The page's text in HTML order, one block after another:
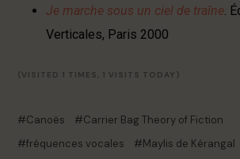
Je marche sous un ciel de traîne .
Verticales, Paris 2000
(VISITED 1 TIMES, 1 VISITS TODAY)
Canoës
Carrier Bag Theory of Fiction
fréquences vocales
Maylis de Kérangal